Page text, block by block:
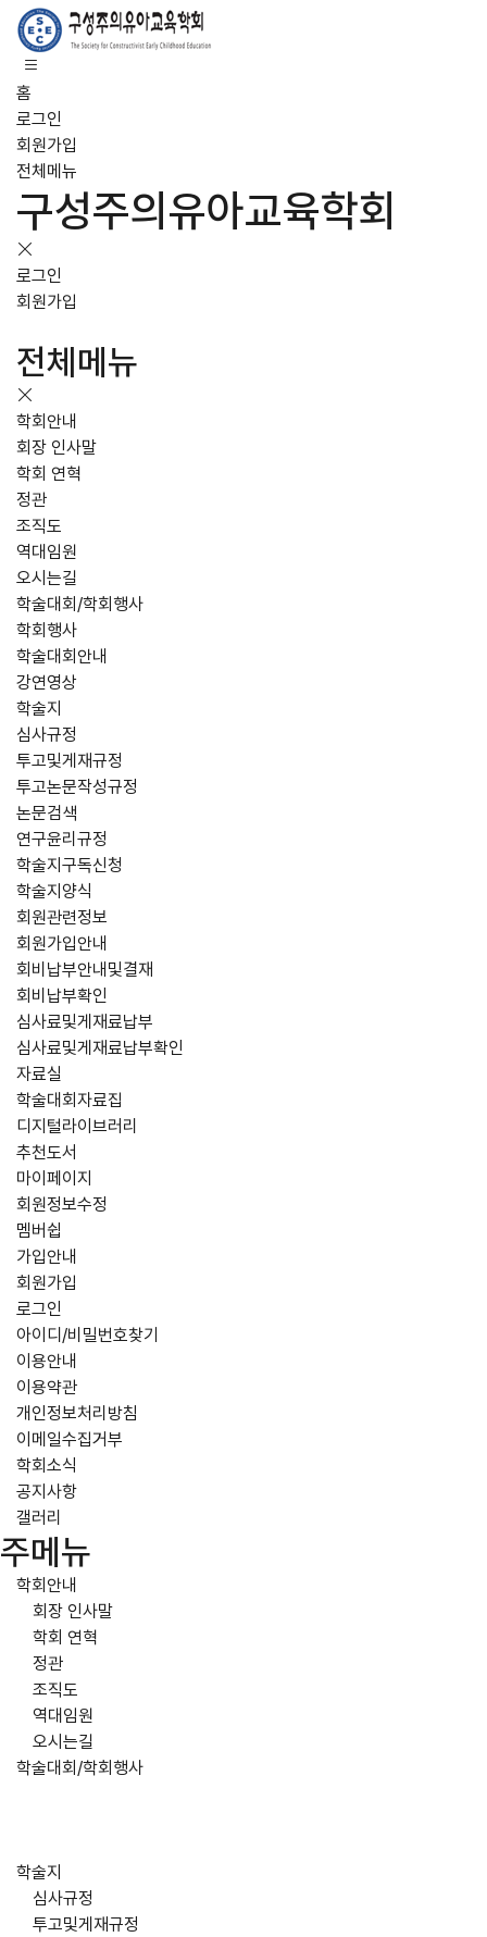
홈
로그인
회원가입
전체메뉴
구성주의유아교육학회
로그인
회원가입
전체메뉴
학회안내
회장 인사말
학회 연혁
정관
조직도
역대임원
오시는길
학술대회/학회행사
학회행사
학술대회안내
강연영상
학술지
심사규정
투고및게재규정
투고논문작성규정
논문검색
연구윤리규정
학술지구독신청
학술지양식
회원관련정보
회원가입안내
회비납부안내및결재
회비납부확인
심사료및게재료납부
심사료및게재료납부확인
자료실
학술대회자료집
디지털라이브러리
추천도서
마이페이지
회원정보수정
멤버쉽
가입안내
회원가입
로그인
아이디/비밀번호찾기
이용안내
이용약관
개인정보처리방침
이메일수집거부
학회소식
공지사항
갤러리
주메뉴
학회안내
회장 인사말
학회 연혁
정관
조직도
역대임원
오시는길
학술대회/학회행사
학술지
심사규정
투고및게재규정